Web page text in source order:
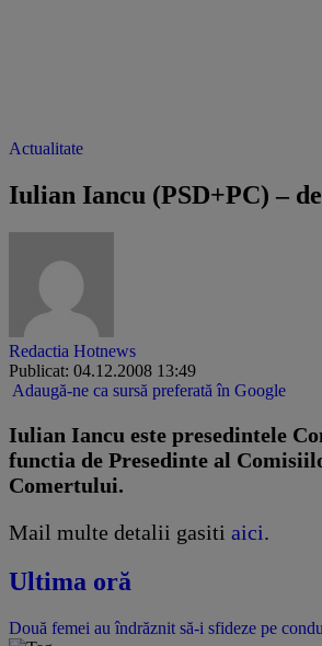
Actualitate
Iulian Iancu (PSD+PC) –
Redactia Hotnews
Publicat: 04.12.2008 13:49
Adaugă-ne ca sursă preferată în Google
Iulian Iancu este presedintele
functia de Presedinte al
Comertului.
Mail multe detalii gasiti aici.
Ultima oră
Două femei au îndrăznit să-i sfideze pe